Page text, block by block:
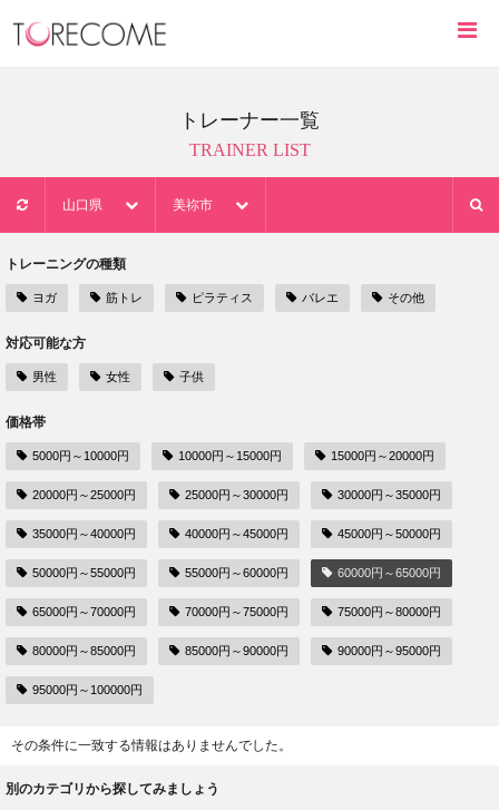
トレーナー一覧
TRAINER LIST
山口県 美祢市
トレーニングの種類
ヨガ 筋トレ ピラティス バレエ その他
対応可能な方
男性 女性 子供
価格帯
5000円～10000円 10000円～15000円 15000円～20000円
20000円～25000円 25000円～30000円 30000円～35000円
35000円～40000円 40000円～45000円 45000円～50000円
50000円～55000円 55000円～60000円 60000円～65000円
65000円～70000円 70000円～75000円 75000円～80000円
80000円～85000円 85000円～90000円 90000円～95000円
95000円～100000円
その条件に一致する情報はありませんでした。
別のカテゴリから探してみましょう